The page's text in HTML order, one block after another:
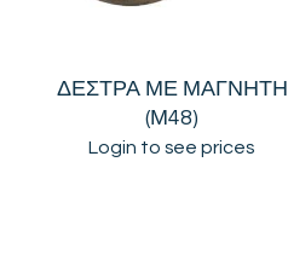
ΔΕΣΤΡΑ ΜΕ ΜΑΓΝΗΤΗ
(Μ48)
Login to see prices